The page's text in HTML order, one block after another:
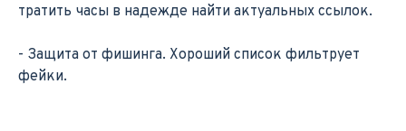
тратить часы в надежде найти актуальных ссылок.
- Защита от фишинга. Хороший список фильтрует
фейки.